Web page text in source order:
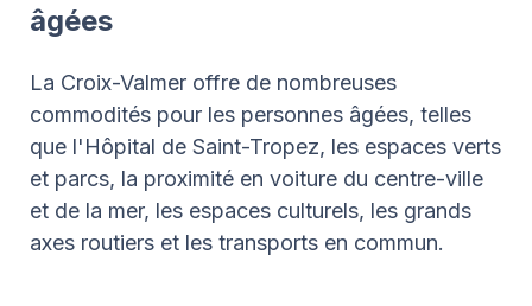
âgées
La Croix-Valmer offre de nombreuses
commodités pour les personnes âgées, telles
que l'Hôpital de Saint-Tropez, les espaces verts
et parcs, la proximité en voiture du centre-ville
et de la mer, les espaces culturels, les grands
axes routiers et les transports en commun.